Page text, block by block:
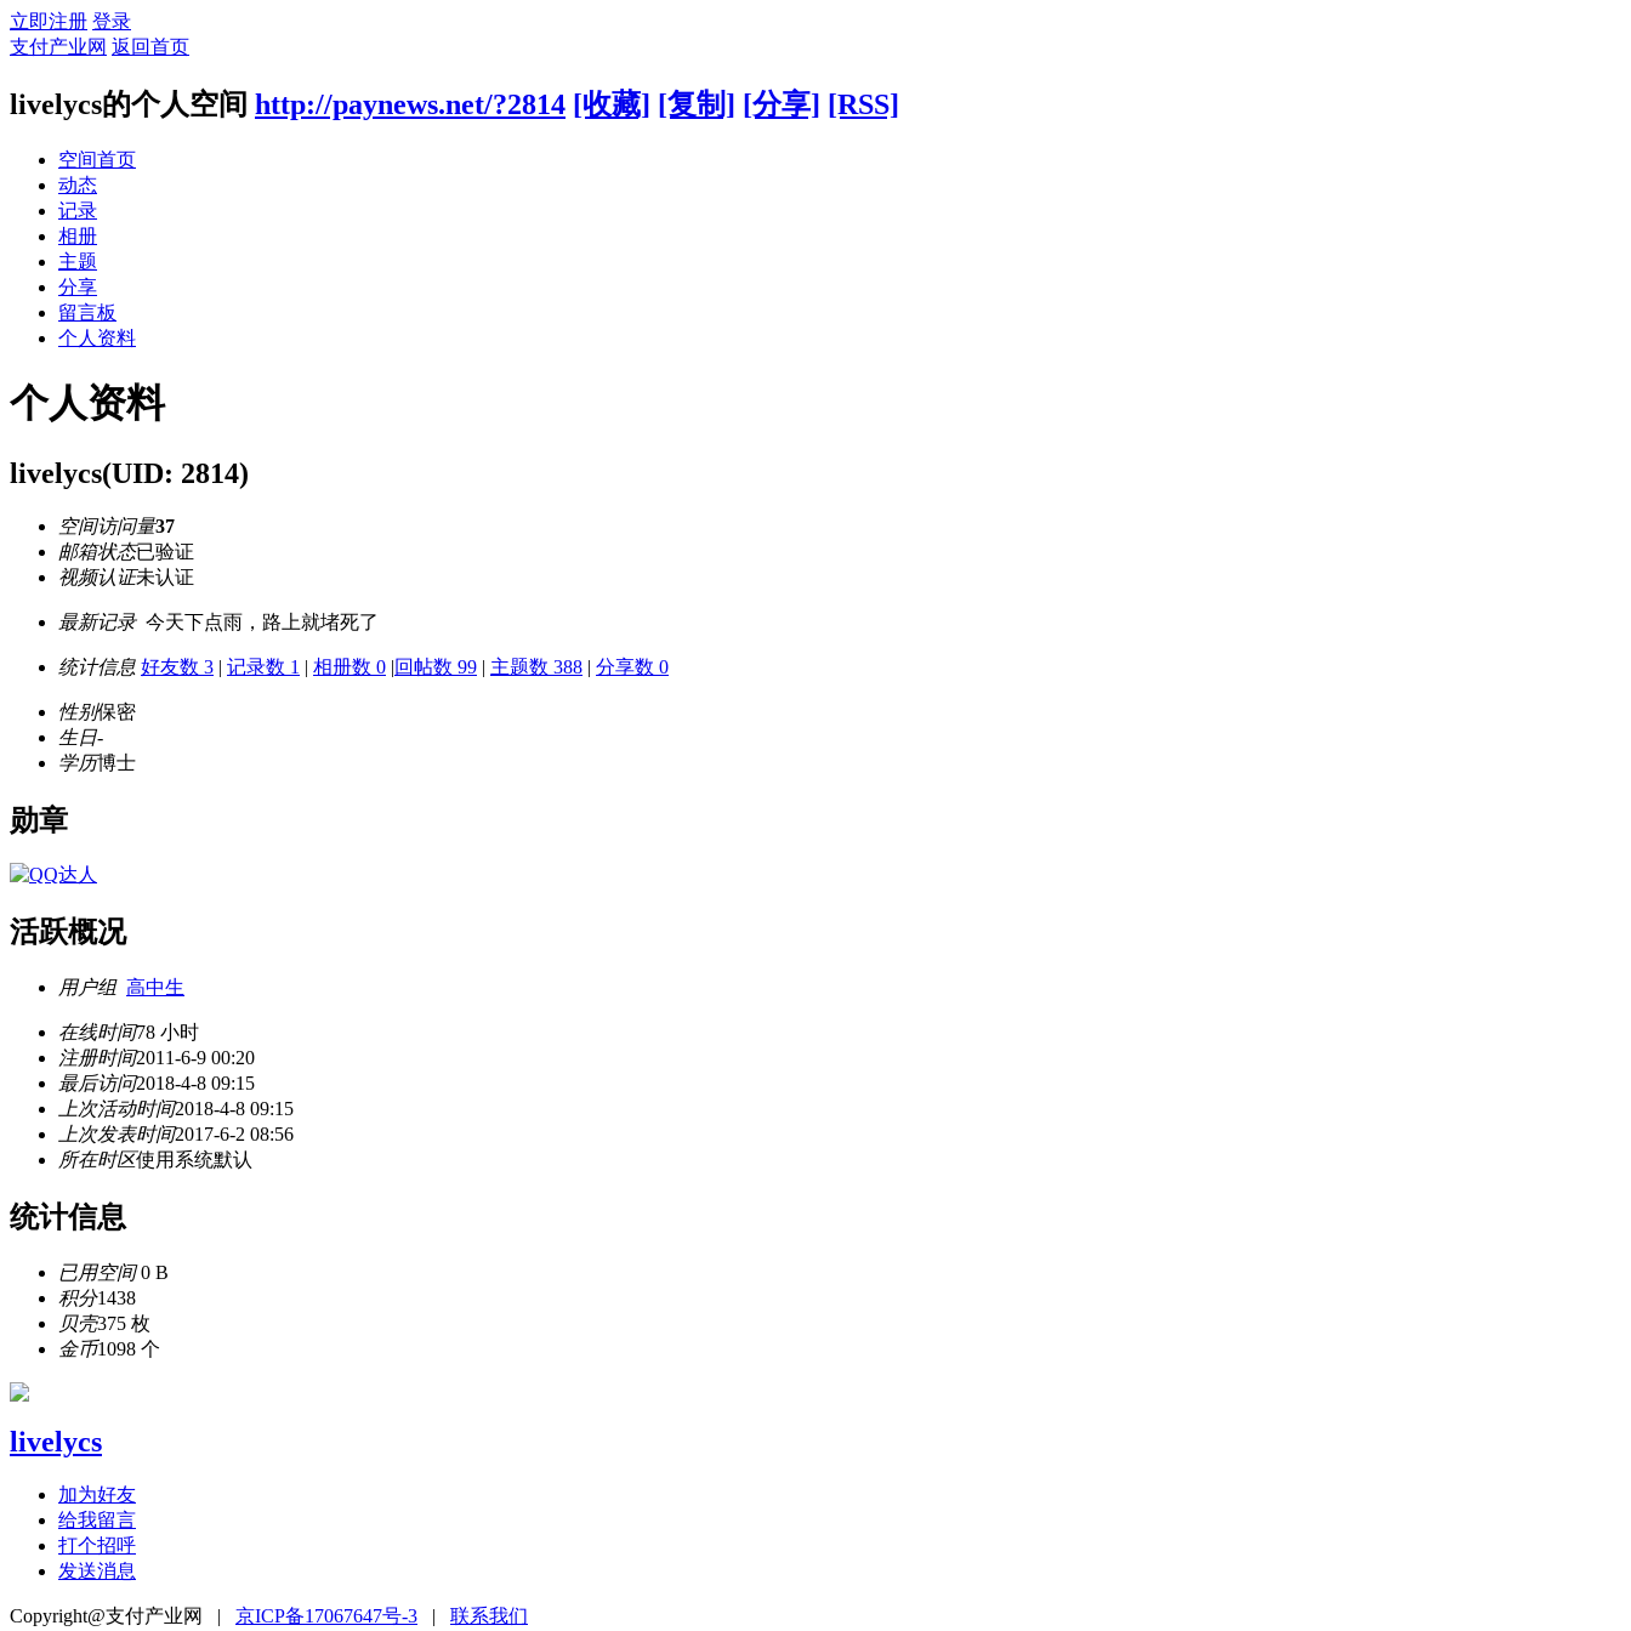
立即注册 登录
支付产业网 返回首页
livelycs的个人空间 http://paynews.net/?2814 [收藏] [复制] [分享] [RSS]
空间首页
动态
记录
相册
主题
分享
留言板
个人资料
个人资料
livelycs(UID: 2814)
空间访问量37
邮箱状态已验证
视频认证未认证
最新记录 今天下点雨，路上就堵死了
统计信息 好友数 3 | 记录数 1 | 相册数 0 |回帖数 99 | 主题数 388 | 分享数 0
性别保密
生日-
学历博士
勋章
活跃概况
用户组 高中生
在线时间78 小时
注册时间2011-6-9 00:20
最后访问2018-4-8 09:15
上次活动时间2018-4-8 09:15
上次发表时间2017-6-2 08:56
所在时区使用系统默认
统计信息
已用空间0 B
积分1438
贝壳375 枚
金币1098 个
livelycs
加为好友
给我留言
打个招呼
发送消息
Copyright@支付产业网 | 京ICP备17067647号-3 | 联系我们